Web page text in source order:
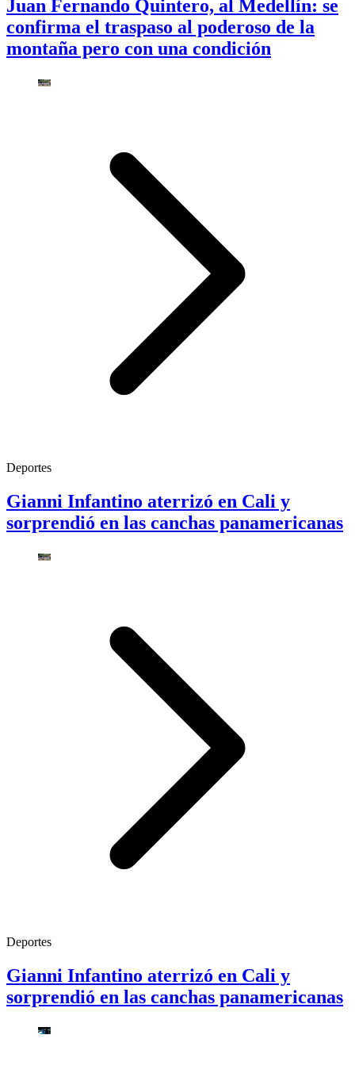
Juan Fernando Quintero, al Medellín: se
confirma el traspaso al poderoso de la
montaña pero con una condición
Deportes
Gianni Infantino aterrizó en Cali y
sorprendió en las canchas panamericanas
Deportes
Gianni Infantino aterrizó en Cali y
sorprendió en las canchas panamericanas